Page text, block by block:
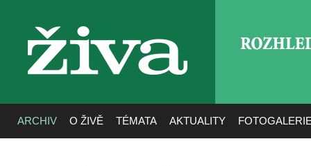
živa
ARCHIV O ŽIVĚ TÉMATA AKTUALITY